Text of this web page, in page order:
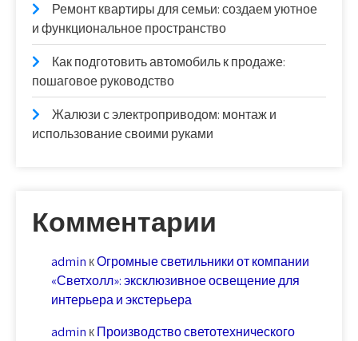
Ремонт квартиры для семьи: создаем уютное
и функциональное пространство
Как подготовить автомобиль к продаже:
пошаговое руководство
Жалюзи с электроприводом: монтаж и
использование своими руками
Комментарии
admin кОгромные светильники от компании
«Светхолл»: эксклюзивное освещение для
интерьера и экстерьера
admin кПроизводство светотехнического